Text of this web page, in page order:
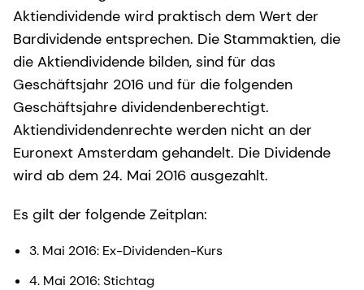
Aktiendividende wird praktisch dem Wert der
Bardividende entsprechen. Die Stammaktien, die
die Aktiendividende bilden, sind für das
Geschäftsjahr 2016 und für die folgenden
Geschäftsjahre dividendenberechtigt.
Aktiendividendenrechte werden nicht an der
Euronext Amsterdam gehandelt. Die Dividende
wird ab dem 24. Mai 2016 ausgezahlt.
Es gilt der folgende Zeitplan:
3. Mai 2016: Ex-Dividenden-Kurs
4. Mai 2016: Stichtag